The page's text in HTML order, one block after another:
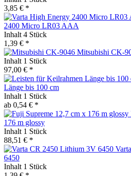
3,85 € *
2400 Micro LR03 AAA
Inhalt 4 Stück
1,39 € *
Mitsubishi CK-
Inhalt 1 Stück
97,00 € *
Länge bis 100 cm
Inhalt 1 Stück
ab 0,54 € *
176 m glossy
Inhalt 1 Stück
88,51 € *
6450
Inhalt 1 Stück